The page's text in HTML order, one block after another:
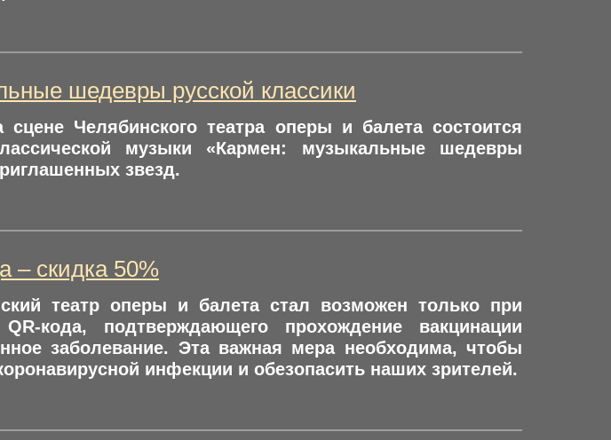
шедевры русской классики
Челябинского театра оперы и балета состоится
музыки «Кармен: музыкальные шедевры
звезд.
– скидка 50%
театр оперы и балета стал возможен только при
кода, подтверждающего прохождение вакцинации
заболевание. Эта важная мера необходима, чтобы
инфекции и обезопасить наших зрителей.